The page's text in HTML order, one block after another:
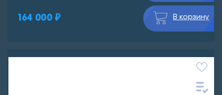
164 000 ₽ В корзину